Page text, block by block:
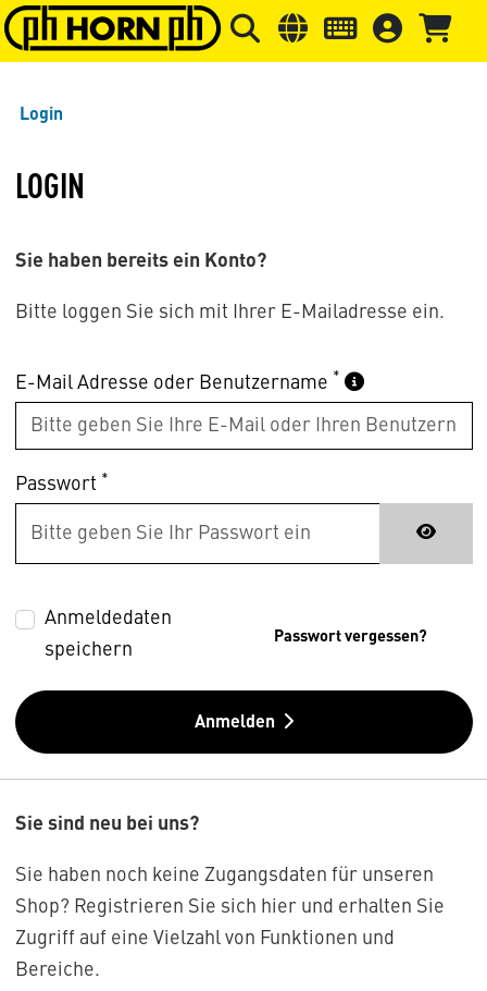
Springe zu Hauptinhalt Springe zum Header Springe
Login
LOGIN
Sie haben bereits ein Konto?
Bitte loggen Sie sich mit Ihrer E-Mailadresse ein.
E-Mail Adresse oder Benutzername *
Passwort *
Anmeldedaten
speichern
Passwort vergessen?
Anmelden
Sie sind neu bei uns?
Sie haben noch keine Zugangsdaten für unseren
Shop? Registrieren Sie sich hier und erhalten Sie
Zugriff auf eine Vielzahl von Funktionen und
Bereiche.